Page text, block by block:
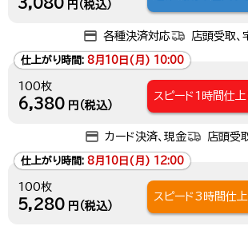
3,080 円（税込）
各種決済対応 店頭受取、
仕上がり時間: 8月10日(月) 10:00
100枚
6,380 円（税込）
スピード1時間仕
カード決済、現金 店頭受
仕上がり時間: 8月10日(月) 12:00
100枚
5,280 円（税込）
スピード3時間仕